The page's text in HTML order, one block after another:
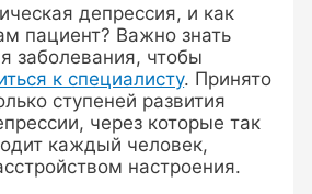
депрессия, и как
пациент? Важно знать
заболевания, чтобы
к специалисту. Принято
ступеней развития
через которые так
каждый человек,
настроения.